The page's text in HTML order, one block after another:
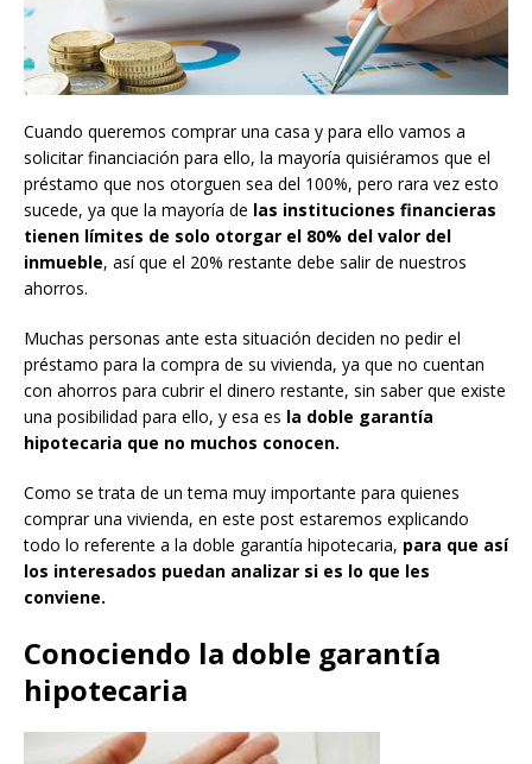
Cuando queremos comprar una casa y para ello vamos a
solicitar financiación para ello, la mayoría quisiéramos que el
préstamo que nos otorguen sea del 100%, pero rara vez esto
sucede, ya que la mayoría de las instituciones financieras
tienen límites de solo otorgar el 80% del valor del
inmueble, así que el 20% restante debe salir de nuestros
ahorros.
Muchas personas ante esta situación deciden no pedir el
préstamo para la compra de su vivienda, ya que no cuentan
con ahorros para cubrir el dinero restante, sin saber que existe
una posibilidad para ello, y esa es la doble garantía
hipotecaria que no muchos conocen.
Como se trata de un tema muy importante para quienes
comprar una vivienda, en este post estaremos explicando
todo lo referente a la doble garantía hipotecaria, para que así
los interesados puedan analizar si es lo que les
conviene.
Conociendo la doble garantía
hipotecaria